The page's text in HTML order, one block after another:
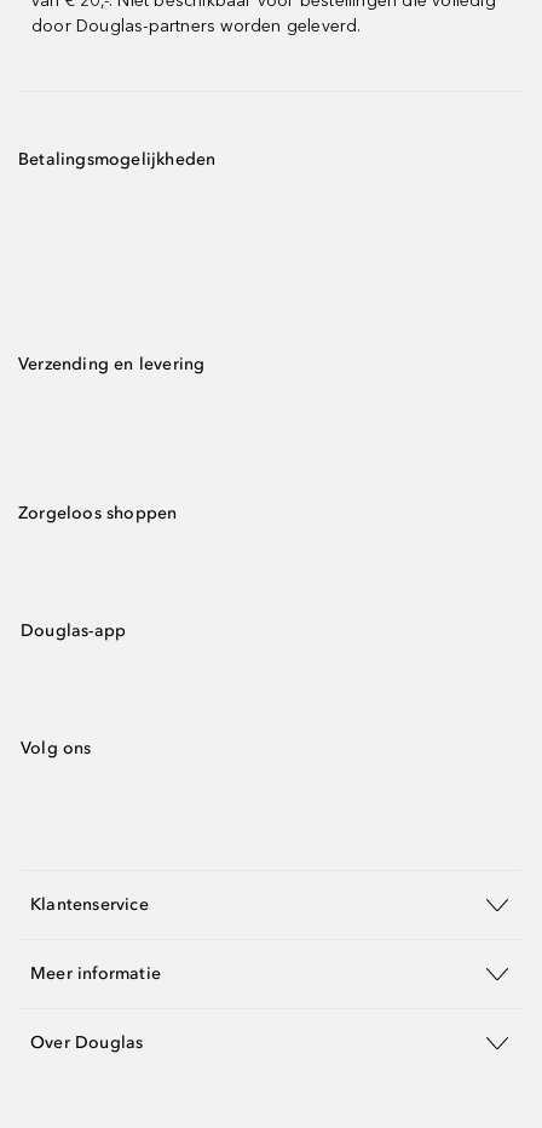
door Douglas-partners worden geleverd.
Betalingsmogelijkheden
Verzending en levering
Zorgeloos shoppen
Douglas-app
Volg ons
Klantenservice
Meer informatie
Over Douglas